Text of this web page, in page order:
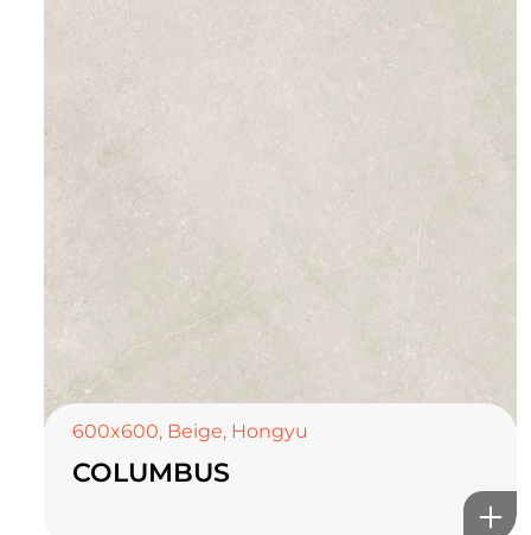
600x600, Beige, Hongyu
COLUMBUS